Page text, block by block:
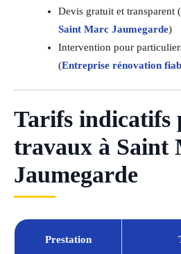
Devis gratuit et transparent (
Saint Marc Jaumegarde)
Intervention pour
(Entreprise rénovation
Tarifs indicatifs
travaux à Saint
Jaumegarde
Prestation